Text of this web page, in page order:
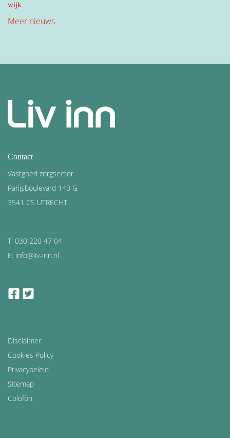
wijk
Meer nieuws
Contact
Vastgoed zorgsector
Parijsboulevard 143 G
3541 CS UTRECHT
T: 030 220 47 04
E: info@liv-inn.nl
facebook
Disclaimer
Cookies Policy
Privacybeleid
Sitemap
Colofon